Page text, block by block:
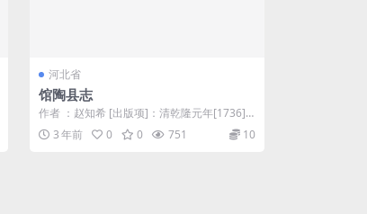
河北省
馆陶县志
作者 ：赵知希 [出版项]：清乾隆元年[1736]
[版本]：刻本 [总册数]：...
3 年前 0 0 751 10